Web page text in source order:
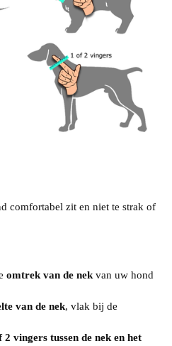
comfortabel zit en niet te strak of
omtrek van de nekvan uw hond
van de nek, vlak bij de
2 vingers tussen de nek en het